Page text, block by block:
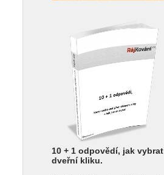
10 + 1 odpovědí, jak vybrat
dveřní kliku.